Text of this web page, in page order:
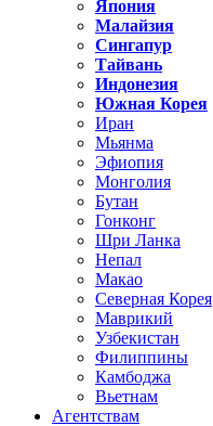
Япония
Малайзия
Сингапур
Тайвань
Индонезия
Южная Корея
Иран
Мьянма
Эфиопия
Монголия
Бутан
Гонконг
Шри Ланка
Непал
Макао
Северная Корея
Маврикий
Узбекистан
Филиппины
Камбоджа
Вьетнам
Агентствам